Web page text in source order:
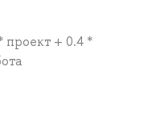
проект + 0.4 *